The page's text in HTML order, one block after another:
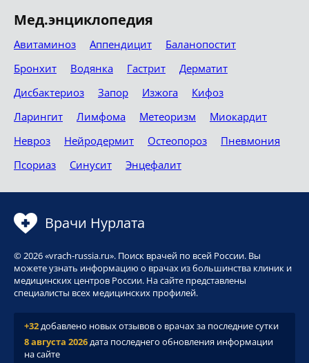
Мед.энциклопедия
Авитаминоз Аппендицит
Баланопостит
Бронхит
Водянка Гастрит
Дерматит
Дисбактериоз
Запор Изжога
Кифоз
Ларингит
Лимфома Метеоризм
Миокардит
Невроз
Нейродермит Остеопороз
Пневмония
Псориаз
Синусит Энцефалит
Врачи Нурлата
© 2026 «vrach-russia.ru». Поиск врачей по всей России. Вы
можете узнать информацию о врачах из большинства клиник и
медицинских центров России. На сайте представлены
специалисты всех медицинских профилей.
+32добавлено новых отзывов о врачах за последние сутки
8 августа 2026дата последнего обновления информации
на сайте